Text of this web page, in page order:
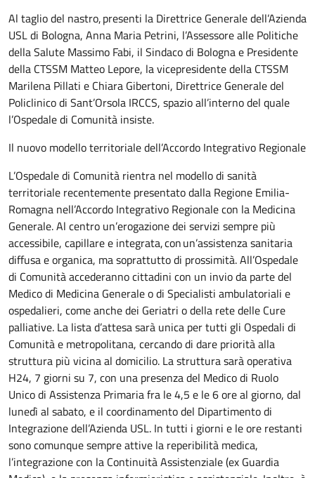
Al taglio del nastro, presenti la Direttrice Generale dell’Azienda
USL di Bologna, Anna Maria Petrini, l’Assessore alle Politiche
della Salute Massimo Fabi, il Sindaco di Bologna e Presidente
della CTSSM Matteo Lepore, la vicepresidente della CTSSM
Marilena Pillati e Chiara Gibertoni, Direttrice Generale del
Policlinico di Sant’Orsola IRCCS, spazio all’interno del quale
l’Ospedale di Comunità insiste.
Il nuovo modello territoriale dell’Accordo Integrativo Regionale
L’Ospedale di Comunità rientra nel modello di sanità
territoriale recentemente presentato dalla Regione Emilia-
Romagna nell’Accordo Integrativo Regionale con la Medicina
Generale. Al centro un’erogazione dei servizi sempre più
accessibile, capillare e integrata, con un’assistenza sanitaria
diffusa e organica, ma soprattutto di prossimità. All’Ospedale
di Comunità accederanno cittadini con un invio da parte del
Medico di Medicina Generale o di Specialisti ambulatoriali e
ospedalieri, come anche dei Geriatri o della rete delle Cure
palliative. La lista d’attesa sarà unica per tutti gli Ospedali di
Comunità e metropolitana, cercando di dare priorità alla
struttura più vicina al domicilio. La struttura sarà operativa
H24, 7 giorni su 7, con una presenza del Medico di Ruolo
Unico di Assistenza Primaria fra le 4,5 e le 6 ore al giorno, dal
lunedì al sabato, e il coordinamento del Dipartimento di
Integrazione dell’Azienda USL. In tutti i giorni e le ore restanti
sono comunque sempre attive la reperibilità medica,
l’integrazione con la Continuità Assistenziale (ex Guardia